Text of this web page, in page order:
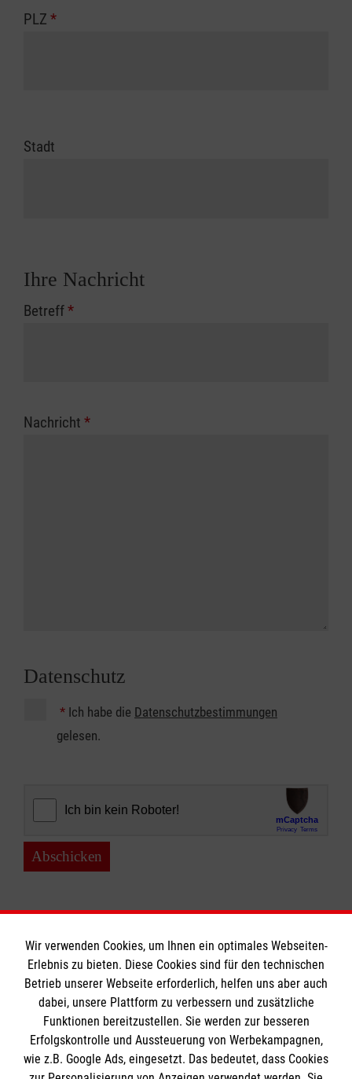
PLZ *
Stadt
Ihre Nachricht
Betreff*
Nachricht *
Datenschutz
* Ich habe die Datenschutzbestimmungen
gelesen.
Abschicken
Informationen
Impressum
Datenschutz
Die Malteser
Wir verwenden Cookies, um Ihnen ein optimales Webseiten-
Erlebnis zu bieten. Diese Cookies sind für den technischen
Betrieb unserer Webseite erforderlich, helfen uns aber auch
dabei, unsere Plattform zu verbessern und zusätzliche
Funktionen bereitzustellen. Sie werden zur besseren
Erfolgskontrolle und Aussteuerung von Werbekampagnen,
wie z.B. Google Ads, eingesetzt. Das bedeutet, dass Cookies